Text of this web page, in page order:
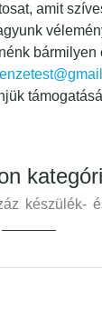
amit
bármilyen
készülék-